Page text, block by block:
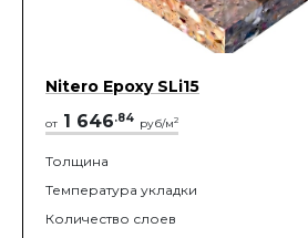
Nitero Epoxy SLi15
от 1 646.84 руб/м2
Толщина
Температура укладки
Количество слоев